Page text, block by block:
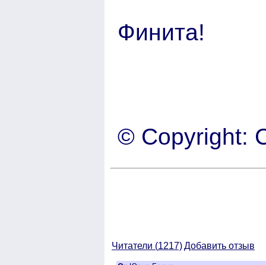
Финита!
© Copyright:
Читатели (1217)Добавить отзыв